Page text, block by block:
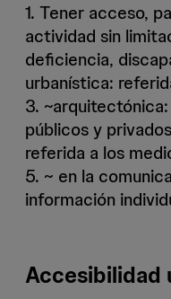
1. Tener acceso,
actividad sin
deficiencia,
urbanística:
3.
públicos y
referida a los
5. ~ en la
información
Accesibilidad